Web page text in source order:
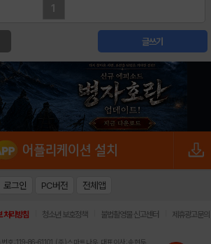
1
글쓰기
로그인 PC버전 전체앱
처리방침 청소년 보호정책 불법촬영물 신고센터 제휴광고문의
번호:119-86-61101 (주)스마트나우 대표이사:송현두